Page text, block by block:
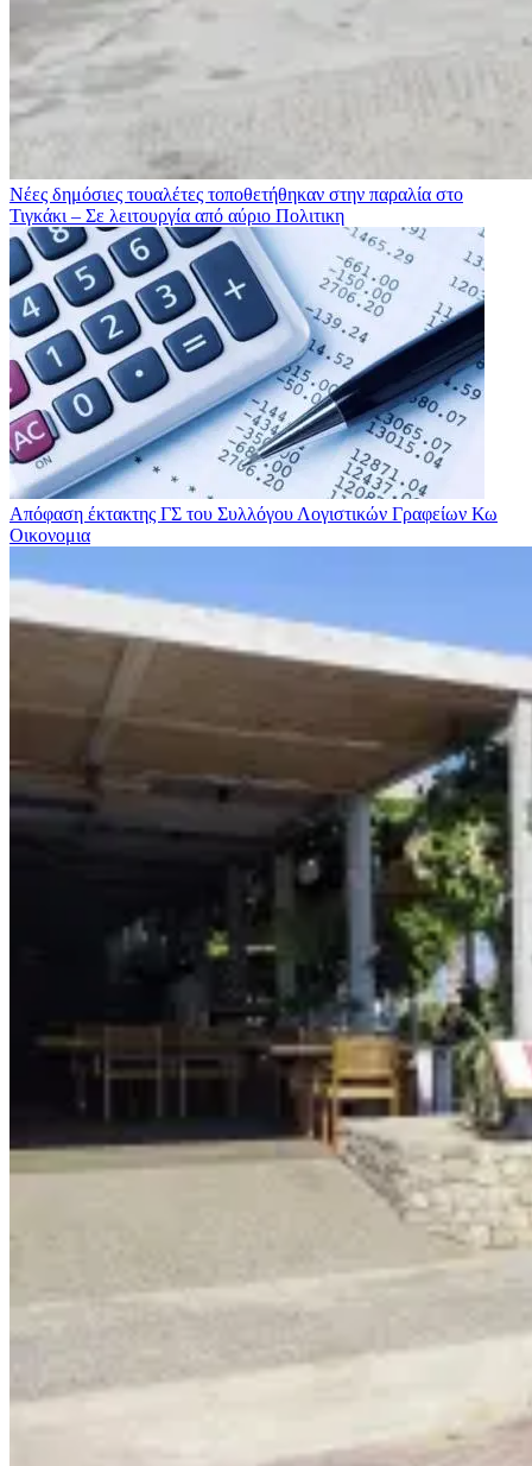
Νέες δημόσιες τουαλέτες τοποθετήθηκαν στην παραλία στο
Τιγκάκι – Σε λειτουργία από αύριο Πολιτικη
Απόφαση έκτακτης ΓΣ του Συλλόγου Λογιστικών Γραφείων Κω
Οικονομια